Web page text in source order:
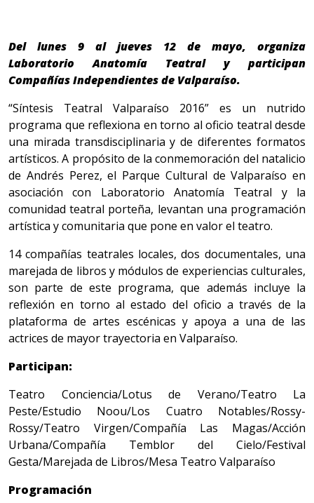
Del lunes 9 al jueves 12 de mayo, organiza
Laboratorio Anatomía Teatral y participan
Compañías Independientes de Valparaíso.
“Síntesis Teatral Valparaíso 2016” es un nutrido
programa que reflexiona en torno al oficio teatral desde
una mirada transdisciplinaria y de diferentes formatos
artísticos. A propósito de la conmemoración del natalicio
de Andrés Perez, el Parque Cultural de Valparaíso en
asociación con Laboratorio Anatomía Teatral y la
comunidad teatral porteña, levantan una programación
artística y comunitaria que pone en valor el teatro.
14 compañías teatrales locales, dos documentales, una
marejada de libros y módulos de experiencias culturales,
son parte de este programa, que además incluye la
reflexión en torno al estado del oficio a través de la
plataforma de artes escénicas y apoya a una de las
actrices de mayor trayectoria en Valparaíso.
Participan:
Teatro Conciencia/Lotus de Verano/Teatro La
Peste/Estudio Noou/Los Cuatro Notables/Rossy-
Rossy/Teatro Virgen/Compañía Las Magas/Acción
Urbana/Compañía Temblor del Cielo/Festival
Gesta/Marejada de Libros/Mesa Teatro Valparaíso
Programación